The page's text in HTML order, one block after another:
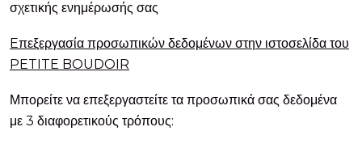
σχετικής ενημέρωσής σας
Eπεξεργασία προσωπικών δεδομένων στην ιστοσελίδα του
PETITE BOUDOIR
Μπορείτε να επεξεργαστείτε τα προσωπικά σας δεδομένα
με 3 διαφορετικούς τρόπους: